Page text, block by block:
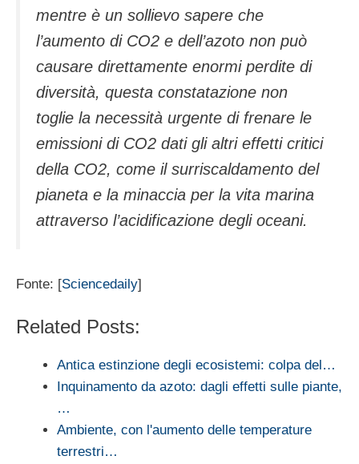
mentre è un sollievo sapere che
l’aumento di CO2 e dell’azoto non può
causare direttamente enormi perdite di
diversità, questa constatazione non
toglie la necessità urgente di frenare le
emissioni di CO2 dati gli altri effetti critici
della CO2, come il surriscaldamento del
pianeta e la minaccia per la vita marina
attraverso l’acidificazione degli oceani.
Fonte: [Sciencedaily]
Related Posts:
Antica estinzione degli ecosistemi: colpa del…
Inquinamento da azoto: dagli effetti sulle piante,
…
Ambiente, con l'aumento delle temperature
terrestri…